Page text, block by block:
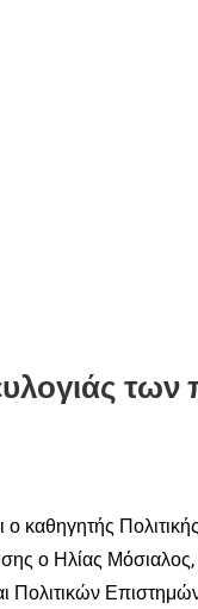
ο καθηγητής
ο Ηλίας Μόσιαλος,
Πολιτικών